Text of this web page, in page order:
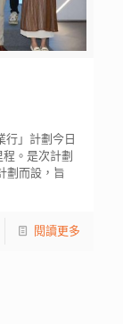
行」計劃今日
。是次計劃
劃而設，旨
閱讀更多